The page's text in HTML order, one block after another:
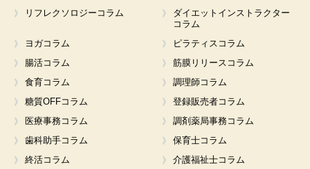
リフレクソロジーコラム
ダイエットインストラクター
コラム
ヨガコラム
ピラティスコラム
腸活コラム
筋膜リリースコラム
食育コラム
調理師コラム
糖質OFFコラム
登録販売者コラム
医療事務コラム
調剤薬局事務コラム
歯科助手コラム
保育士コラム
終活コラム
介護福祉士コラム